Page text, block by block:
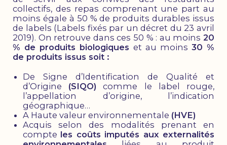
collectifs, des repas comprenant une part au
moins égale à 50 % de produits durables issus
de labels (Labels fixés par un décret du 23 avril
2019). On retrouve dans ces 50 % : au moins 20
% de produits biologiques et au moins 30 %
de produits issus soit :
De Signe d’Identification de Qualité et
d’Origine (SIQO) comme le label rouge,
l’appellation d’origine, l’indication
géographique…
A Haute valeur environnementale (HVE)
Acquis selon des modalités prenant en
compte les coûts imputés aux externalités